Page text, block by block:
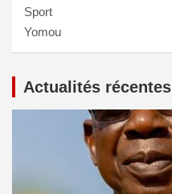
Sport
Yomou
Actualités récentes